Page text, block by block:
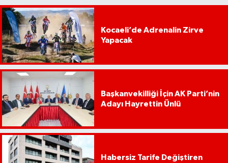
Kocaeli’de Adrenalin Zirve
Yapacak
Başkanvekilliği İçin AK Parti’nin
Adayı Hayrettin Ünlü
Habersiz Tarife Değiştiren